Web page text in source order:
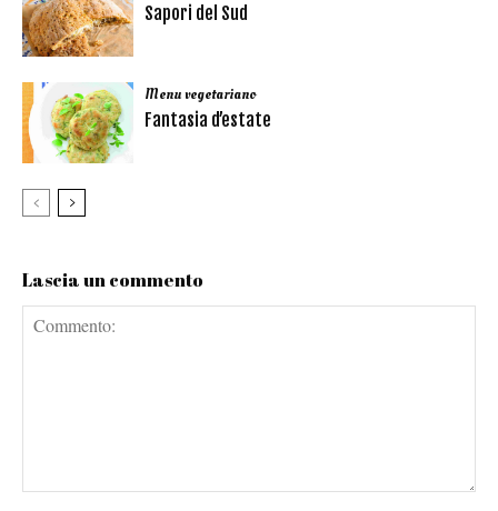
Sapori del Sud
Menu vegetariano
Fantasia d’estate
Lascia un commento